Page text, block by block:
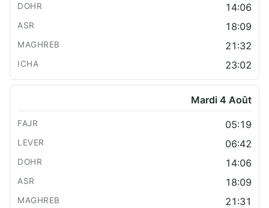
14:06
18:09
21:32
23:02
Mardi 4 Août
05:19
06:42
14:06
18:09
21:31